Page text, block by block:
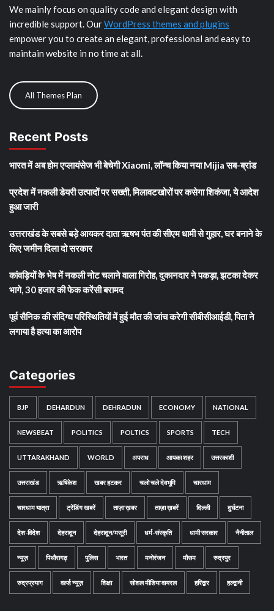
We mainly focus on quality code and elegant design with
incredible support. OurWordPress themes and plugins
empower you to create an elegant, professional and easy to
maintain website in no time at all.
All Themes Plan
Recent Posts
भारत में अब होम एप्लायंसेज भी बेचेगी Xiaomi, लॉन्च किया नया Mijia सब-ब्रांड
प्रदेश में नकली डेयरी उत्पादों पर सख्ती, मिलावटखोरों पर कसेगा शिकंजा, ये आदेश
हुआ जारी
उत्तराखंड के सबसे बड़े आयकर दाता ऋषभ पंत की सीएम धामी से गुहार, घर बनाने के
लिए जमीन दिला दो सरकार
कांवड़ियों के भेष में नकली नोट चलाने वाला गिरोह, दुकानदार ने पकड़ा, झटका देकर
भागे, 30 हजार की फेक करेंसी बरामद
पूर्व सैनिक की संदिग्ध परिस्थितियों में हुई मौत की जांच करेगी सीबीसीआईडी, पिता ने
लगाया है हत्या का आरोप
Categories
BJP DEHARDUN DEHRADUN ECONOMY NATIONAL
NEWSBEAT POLITICS POLTICS SPORTS TECH
UTTARAKHAND WORLD अपराध आपका शहर उत्तरकाशी
उत्तराखंड ऋषिकेश खबर हटकर चलो चले देवभूमि चारधाम
चारधाम यात्रा ट्रेंडिंग खबरें ताज़ा ख़बर ताज़ा ख़बरें दिल्ली दुर्घटना
देश-विदेश देहरादून देहरादून/मसूरी धर्म-संस्कृति धामी सरकार नैनीताल
न्यूज़ पिथौरागढ़ पुलिस भारत मनोरंजन मौसम रुद्रपुर
रुद्रप्रयाग वर्ल्ड न्यूज़ शिक्षा सोशल मीडिया वायरल हरिद्वार हल्द्वानी